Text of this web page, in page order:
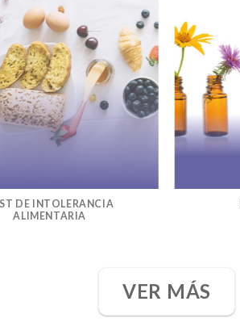
DE INTOLERANCIA
ALIMENTARIA
VER MÁS